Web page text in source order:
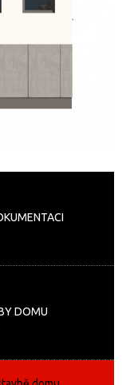
DOMU